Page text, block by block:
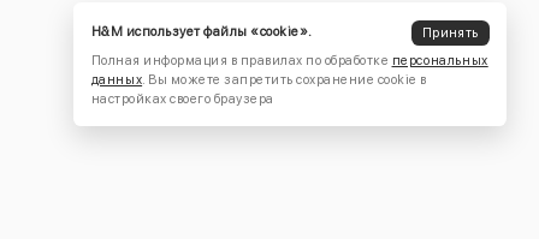
H&M использует файлы «cookie».
Принять
Полная информация в правилах по обработке персональных
данных. Вы можете запретить сохранение cookie в
настройках своего браузера